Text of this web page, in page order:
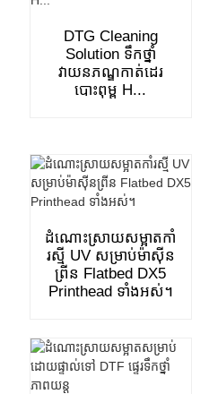
DTG Cleaning
Solution ទឹកថ្នាំ
វាយនភណ្ឌកាត់ដេរ
បោះពុម្ព H...
ដំណោះស្រាយសម្អាតកាំ
រស្មី UV សម្រាប់ម៉ាស៊ីន
ព្រីន Flatbed DX5
Printhead ទាំងអស់។